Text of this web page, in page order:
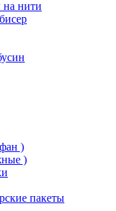
нити
)
)
пакеты